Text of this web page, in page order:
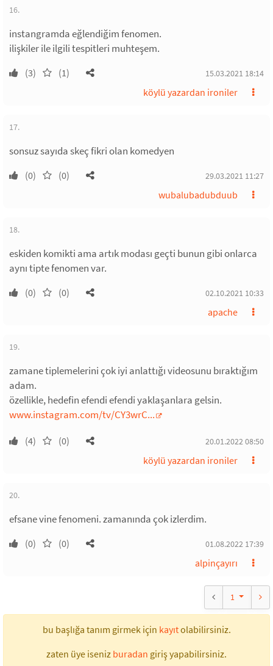
16.
instangramda eğlendiğim fenomen.
ilişkiler ile ilgili tespitleri muhteşem.
(3) (1) 15.03.2021 18:14
köylü yazardan ironiler
17.
sonsuz sayıda skeç fikri olan komedyen
(0) (0) 29.03.2021 11:27
wubalubadubduub
18.
eskiden komikti ama artık modası geçti bunun gibi onlarca
aynı tipte fenomen var.
(0) (0) 02.10.2021 10:33
apache
19.
zamane tiplemelerini çok iyi anlattığı videosunu bıraktığım
adam.
özellikle, hedefin efendi efendi yaklaşanlara gelsin.
www.instagram.com/tv/CY3wrC...
(4) (0) 20.01.2022 08:50
köylü yazardan ironiler
20.
efsane vine fenomeni. zamanında çok izlerdim.
(0) (0) 01.08.2022 17:39
alpinçayırı
1
bu başlığa tanım girmek için kayıtolabilirsiniz.
zaten üye iseniz buradan giriş yapabilirsiniz.